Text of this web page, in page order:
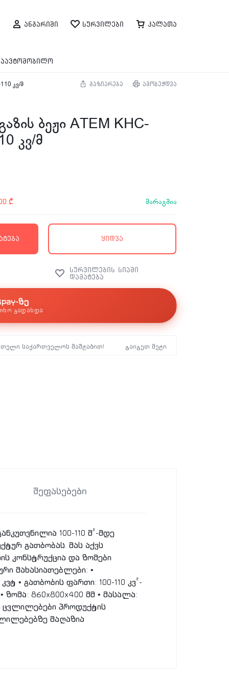
ანგარიში სურვილები კალათა
კვ/მ გაზიარება ამობეჭდვა
ბეჟი ATEM KHC-
კვ/მ
₾ მარაგშია
ყიდვა
ზე
გადახდა
საქართველოს მაშტაბით! გაიგეთ მეტი
შეფასებები
100-110 მ²-მდე
გათბობას. მას აქვს
კონსტრუქცია და ზომები
მახასიათებლები: •
• გათბობის ფართი: 100-110 კვ²-
ზომა: 860x800x400 მმ • მასალა:
ცვლილებები პროდუქტის
მაღაზია